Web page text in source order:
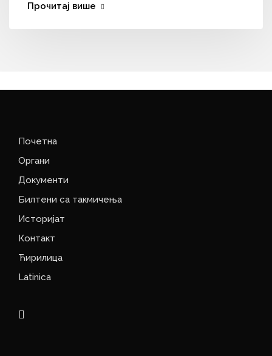
Прочитај више
Почетна
Органи
Документи
Билтени са такмичења
Историјат
Контакт
Ћирилица
Latinica